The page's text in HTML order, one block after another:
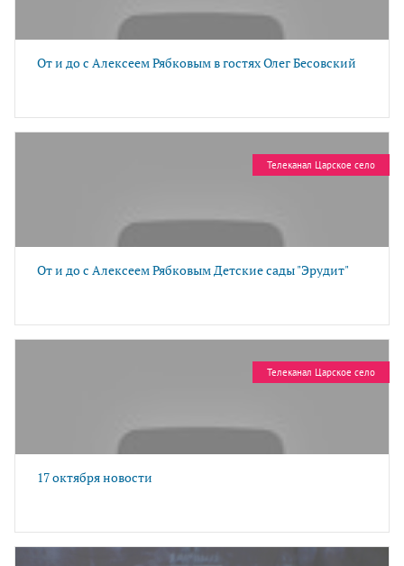
От и до с Алексеем Рябковым в гостях Олег Бесовский
Телеканал Царское село
От и до с Алексеем Рябковым Детские сады "Эрудит"
Телеканал Царское село
17 октября новости